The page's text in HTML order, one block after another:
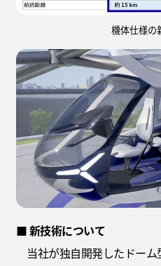
機体仕様の
■ 新技術について
当社が独自開発したドー